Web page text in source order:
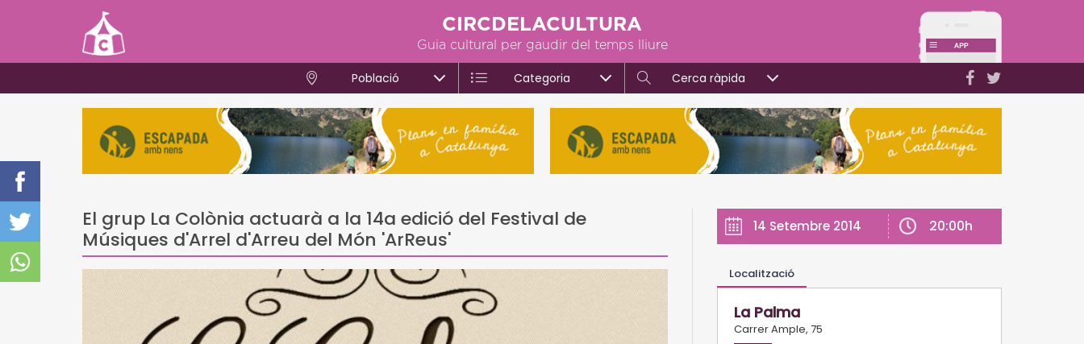
CIRCDELACULTURA
Guia cultural per gaudir del temps lliure
Població Categoria Cerca ràpida
El grup La Colònia actuarà a la 14a edició del Festival de
Músiques d'Arrel d'Arreu del Món 'ArReus'
14 Setembre 2014 20:00h
Localització
La Palma
Carrer Ample, 75